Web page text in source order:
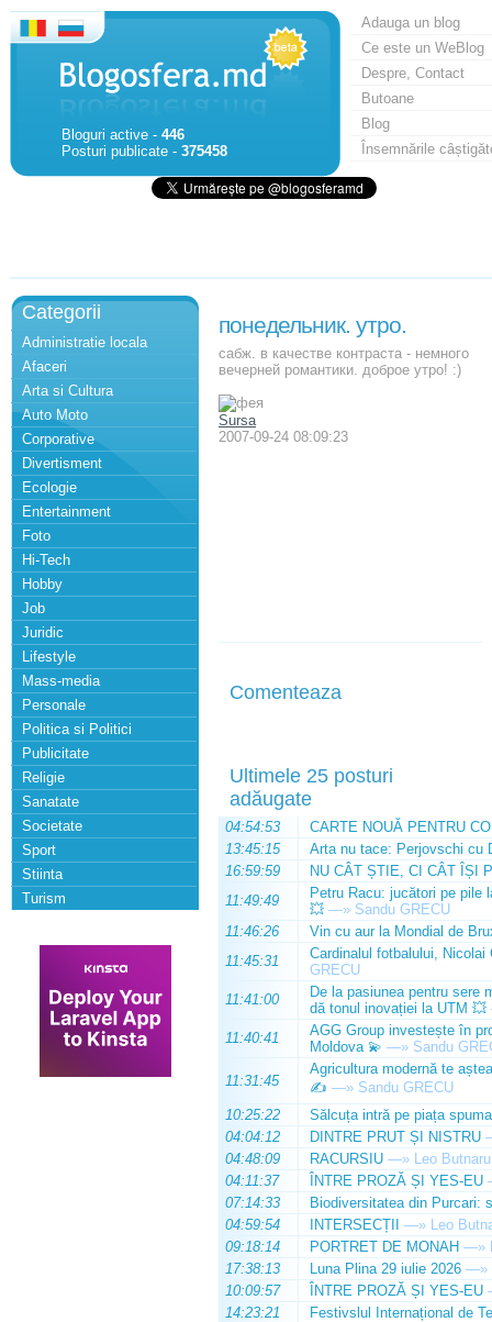
Bloguri active - 446
Posturi publicate - 375458
Adauga un blog
Ce este un WeBlog
Despre, Contact
Butoane
Blog
Însemnările
Categorii
Administratie locala
Afaceri
Arta si Cultura
Auto Moto
Corporative
Divertisment
Ecologie
Entertainment
Foto
Hi-Tech
Hobby
Job
Juridic
Lifestyle
Mass-media
Personale
Politica si Politici
Publicitate
Religie
Sanatate
Societate
Sport
Stiinta
Turism
понедельник. утро.
сабж. в качестве контраста - немного
вечерней романтики. доброе утро! :)
Sursa
2007-09-24 08:09:23
Comenteaza
Ultimele 25 posturi
adăugate
04:54:53
CARTE NOUĂ PENTRU
13:45:15
Arta nu tace: Perjovschi cu
16:59:59
NU CÂT ȘTIE, CI CÂT ÎȘI
11:49:49
Petru Racu: jucători pe pile
💥 —» Sandu GRECU
11:46:26
Vin cu aur la Mondial de
11:45:31
Cardinalul fotbalului,
GRECU
11:41:00
De la pasiunea pentru sere
dă tonul inovației la UTM 💥
11:40:41
AGG Group investește în
Moldova 💫 —» Sandu
11:31:45
Agricultura modernă te
✍️ —» Sandu GRECU
10:25:22
Sălcuța intră pe piața
04:04:12
DINTRE PRUT ȘI NISTRU
04:48:09
RACURSIU —» Leo Butnaru
04:11:37
ÎNTRE PROZĂ ȘI YES-EU
07:14:33
Biodiversitatea din Purcari:
04:59:54
INTERSECȚII —» Leo
09:18:14
PORTRET DE MONAH —»
17:38:13
Luna Plina 29 iulie 2026 —»
10:09:57
ÎNTRE PROZĂ ȘI YES-EU
14:23:21
Festivslul Internațional de